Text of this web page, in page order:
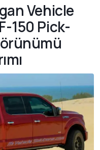
Vehicle
150 Pick-